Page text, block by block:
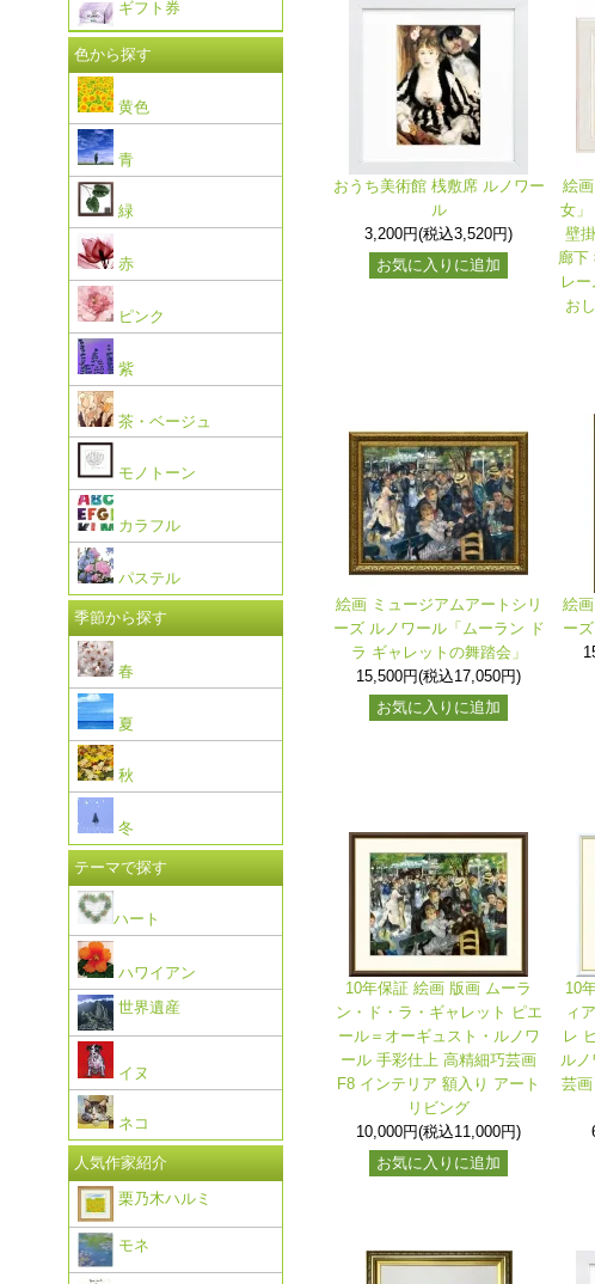
おうち美術館 桟敷席 ルノワー
ル
3,200円(税込3,520円)
お気に入りに追加
絵
女」
壁
廊下
レ
お
絵画 ミュージアムアートシリ
ーズ ルノワール「ムーラン ド
ラ ギャレットの舞踏会」
15,500円(税込17,050円)
お気に入りに追加
絵
ー
10年保証 絵画 版画 ムーラ
ン・ド・ラ・ギャレット ピエ
ール＝オーギュスト・ルノワ
ール 手彩仕上 高精細巧芸画
F8 インテリア 額入り アート
リビング
10,000円(税込11,000円)
お気に入りに追加
10
ィ
レ
ル
芸
ギフト券
色から探す
黄色
青
緑
赤
ピンク
紫
茶・ベージュ
モノトーン
カラフル
パステル
季節から探す
春
夏
秋
冬
テーマで探す
ハート
ハワイアン
世界遺産
イヌ
ネコ
人気作家紹介
栗乃木ハルミ
モネ